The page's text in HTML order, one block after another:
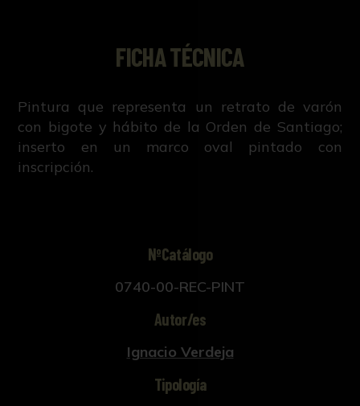
FICHA TÉCNICA
Pintura que representa un retrato de varón
con bigote y hábito de la Orden de Santiago;
inserto en un marco oval pintado con
inscripción.
NºCatálogo
0740-00-REC-PINT
Autor/es
Ignacio Verdeja
Tipología